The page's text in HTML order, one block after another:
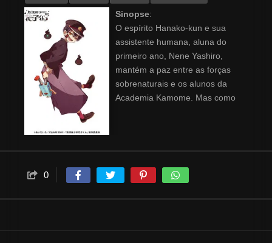
Sinopse:
O espírito Hanako-kun e sua
assistente humana, aluna do
primeiro ano, Nene Yashiro,
mantém a paz entre as forças
sobrenaturais e os alunos da
Academia Kamome. Mas como
Hanako-kun e Nene em suas
aventuras depois da escola!
0